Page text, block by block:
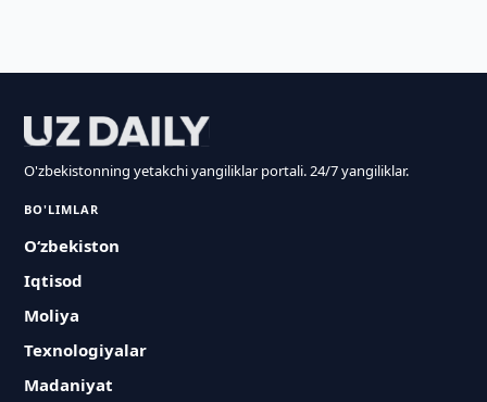
O'zbekistonning yetakchi yangiliklar portali. 24/7 yangiliklar.
BO'LIMLAR
O‘zbekiston
Iqtisod
Moliya
Texnologiyalar
Madaniyat